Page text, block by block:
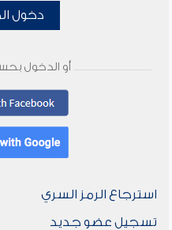
دخول
أو الدخول
استرجاع الرمز السري
تسجيل عضو جديد